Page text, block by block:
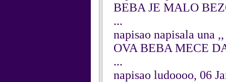
BEBA JE MALO
...
napisao napisala una
OVA BEBA MECE
...
napisao ludoooo, 06